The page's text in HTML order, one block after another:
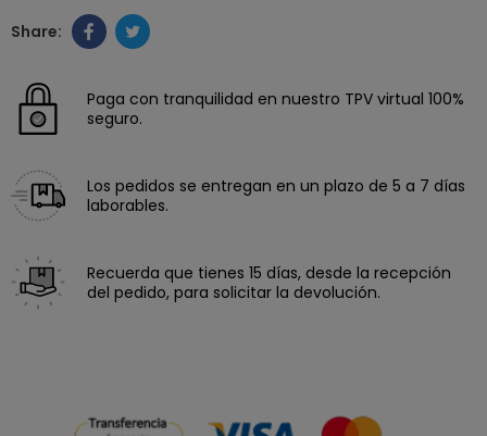
Paga con tranquilidad en nuestro TPV virtual 100%
seguro.
Los pedidos se entregan en un plazo de 5 a 7 días
laborables.
Recuerda que tienes 15 días, desde la recepción
del pedido, para solicitar la devolución.